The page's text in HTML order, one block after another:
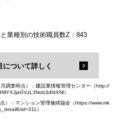
業種別の技術職員数Z：843
ついて詳しく
調査時点）：建設業情報管理センター（http://
）
）：マンション管理修繕協会（https://www.mk
id=311）